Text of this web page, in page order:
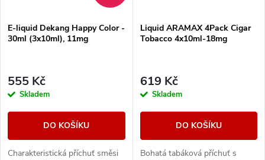
E-liquid Dekang Happy Color -
30ml (3x10ml), 11mg
555 Kč
Skladem
DO KOŠÍKU
Charakteristická příchuť směsi
Liquid ARAMAX 4Pack Cigar
Tobacco 4x10ml-18mg
619 Kč
Skladem
DO KOŠÍKU
Bohatá tabáková příchuť s